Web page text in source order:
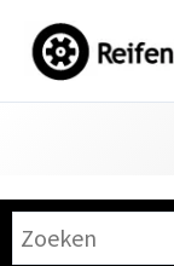
Inhalt
springen